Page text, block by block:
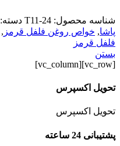
شناسه محصول: T11-24 دسته:
پاشا, خواص روغن فلفل قرمز ,
فلفل قرمز
بستن
[vc_row][vc_column]
تحویل اکسپرس
تحویل اکسپرس
پشتیبانی 24 ساعته